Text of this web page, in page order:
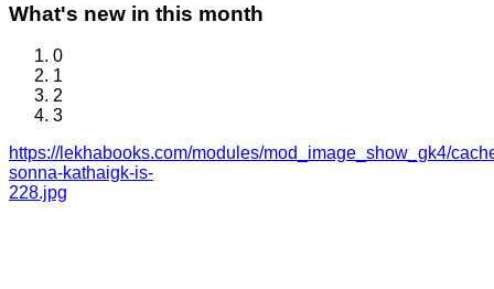
What's new in this month
0
1
2
3
https://lekhabooks.com/modules/mod_image_show_gk4/
sonna-kathaigk-is-
228.jpg